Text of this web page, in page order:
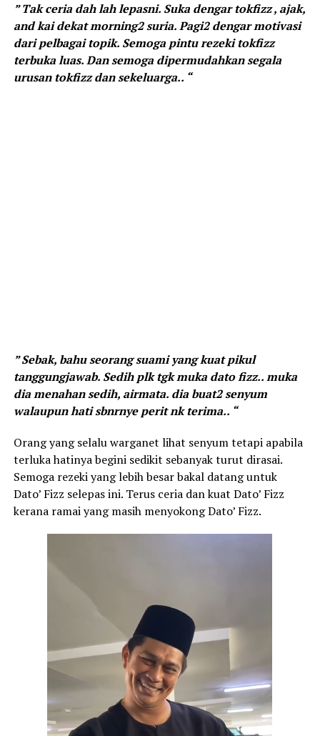
” Tak ceria dah lah lepasni. Suka dengar tokfizz , ajak,
and kai dekat morning2 suria. Pagi2 dengar motivasi
dari pelbagai topik. Semoga pintu rezeki tokfizz
terbuka luas. Dan semoga dipermudahkan segala
urusan tokfizz dan sekeluarga.. “
” Sebak, bahu seorang suami yang kuat pikul
tanggungjawab. Sedih plk tgk muka dato fizz.. muka
dia menahan sedih, airmata. dia buat2 senyum
walaupun hati sbnrnye perit nk terima.. “
Orang yang selalu warganet lihat senyum tetapi apabila
terluka hatinya begini sedikit sebanyak turut dirasai.
Semoga rezeki yang lebih besar bakal datang untuk
Dato’ Fizz selepas ini. Terus ceria dan kuat Dato’ Fizz
kerana ramai yang masih menyokong Dato’ Fizz.